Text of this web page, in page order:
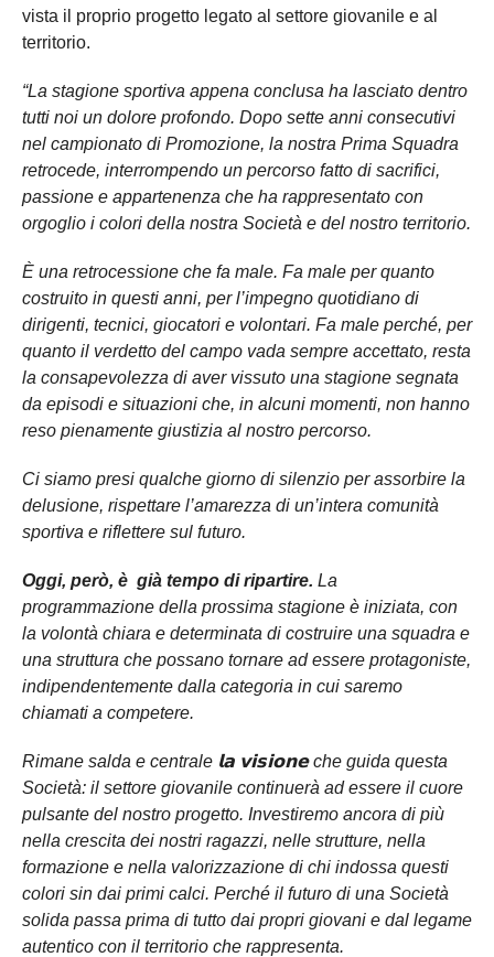
vista il proprio progetto legato al settore giovanile e al
territorio.
“La stagione sportiva appena conclusa ha lasciato dentro
tutti noi un dolore profondo. Dopo sette anni consecutivi
nel campionato di Promozione, la nostra Prima Squadra
retrocede, interrompendo un percorso fatto di sacrifici,
passione e appartenenza che ha rappresentato con
orgoglio i colori della nostra Società e del nostro territorio.
È una retrocessione che fa male. Fa male per quanto
costruito in questi anni, per l’impegno quotidiano di
dirigenti, tecnici, giocatori e volontari. Fa male perché, per
quanto il verdetto del campo vada sempre accettato, resta
la consapevolezza di aver vissuto una stagione segnata
da episodi e situazioni che, in alcuni momenti, non hanno
reso pienamente giustizia al nostro percorso.
Ci siamo presi qualche giorno di silenzio per assorbire la
delusione, rispettare l’amarezza di un’intera comunità
sportiva e riflettere sul futuro.
Oggi, però, è già tempo di ripartire. La
programmazione della prossima stagione è iniziata, con
la volontà chiara e determinata di costruire una squadra e
una struttura che possano tornare ad essere protagoniste,
indipendentemente dalla categoria in cui saremo
chiamati a competere.
Rimane salda e centrale 𝗹𝗮 𝘃𝗶𝘀𝗶𝗼𝗻𝗲 che guida questa
Società: il settore giovanile continuerà ad essere il cuore
pulsante del nostro progetto. Investiremo ancora di più
nella crescita dei nostri ragazzi, nelle strutture, nella
formazione e nella valorizzazione di chi indossa questi
colori sin dai primi calci. Perché il futuro di una Società
solida passa prima di tutto dai propri giovani e dal legame
autentico con il territorio che rappresenta.